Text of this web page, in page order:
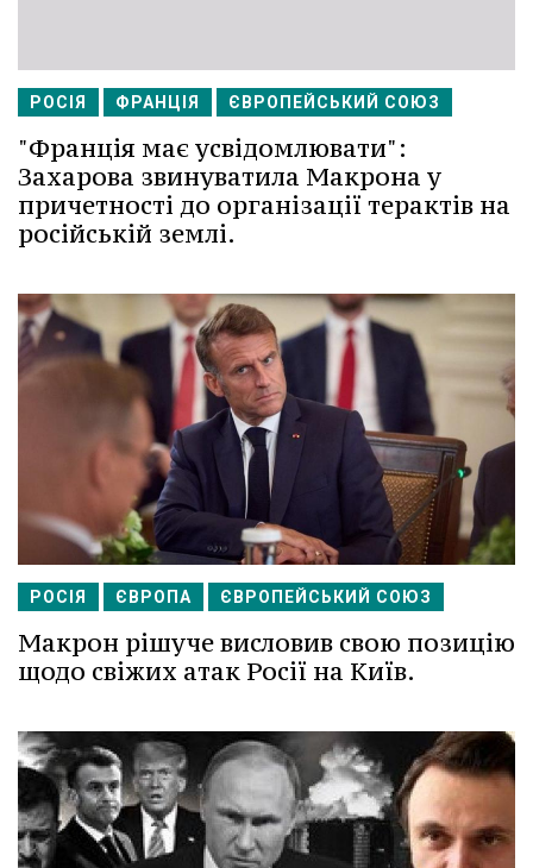
РОСІЯ ФРАНЦІЯ ЄВРОПЕЙСЬКИЙ СОЮЗ
"Франція має усвідомлювати":
Захарова звинуватила Макрона у
причетності до організації терактів на
російській землі.
РОСІЯ ЄВРОПА ЄВРОПЕЙСЬКИЙ СОЮЗ
Макрон рішуче висловив свою позицію
щодо свіжих атак Росії на Київ.